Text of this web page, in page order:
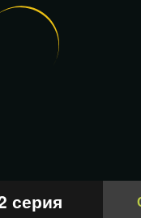
серия